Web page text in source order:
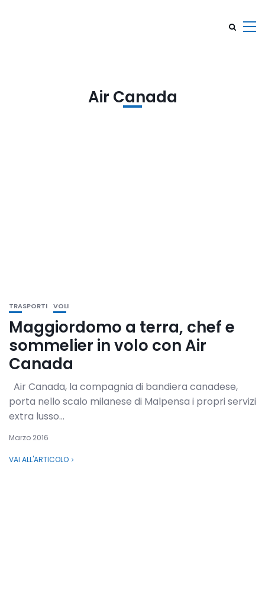
Air Canada
TRASPORTI VOLI
Maggiordomo a terra, chef e
sommelier in volo con Air
Canada
Air Canada, la compagnia di bandiera canadese,
porta nello scalo milanese di Malpensa i propri servizi
extra lusso...
Marzo 2016
VAI ALL'ARTICOLO